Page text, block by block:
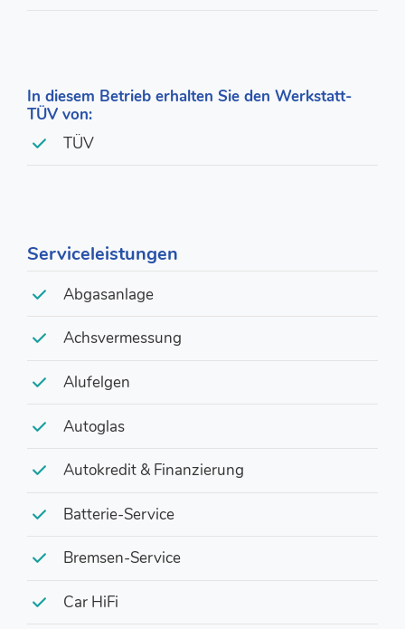
In diesem Betrieb erhalten Sie den Werkstatt-
TÜV von:
TÜV
Serviceleistungen
Abgasanlage
Achsvermessung
Alufelgen
Autoglas
Autokredit & Finanzierung
Batterie-Service
Bremsen-Service
Car HiFi